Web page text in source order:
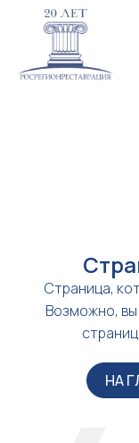
Страница,
Возможно,
НА